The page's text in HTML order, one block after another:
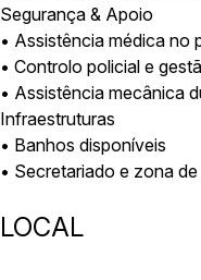
Segurança & Apoio
• Assistência médica no
• Controlo policial e
• Assistência mecânica
Infraestruturas
• Banhos disponíveis
• Secretariado e zona
LOCAL